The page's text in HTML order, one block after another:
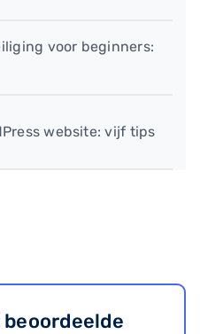
voor beginners:
website: vijf tips